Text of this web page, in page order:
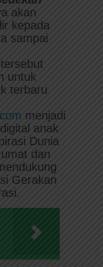
akan
kepada
sampai
untuk
terbaru
menjadi
anak
Dunia
dan
Gerakan